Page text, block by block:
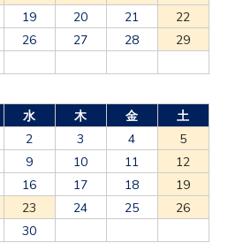
19 20 21
22
26 27 28
29
水 木 金
土
2 3 4
5
9 10 11
12
16 17 18
19
23 24 25
26
30